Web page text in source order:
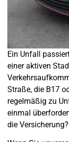
Ein Unfall
einer aktiven
Straße, die B17
regelmäßig zu
einmal
die